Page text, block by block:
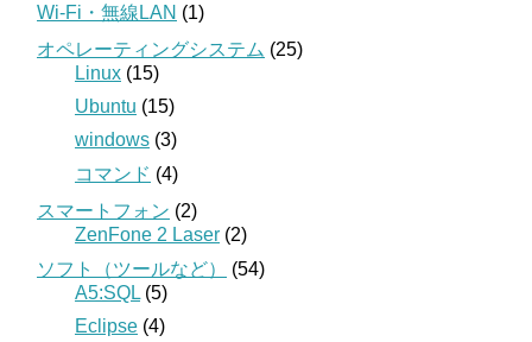
Wi-Fi・無線LAN (1)
オペレーティングシステム (25)
Linux (15)
Ubuntu (15)
windows (3)
コマンド (4)
スマートフォン (2)
ZenFone 2 Laser (2)
ソフト（ツールなど）
(54)
A5:SQL (5)
Eclipse (4)